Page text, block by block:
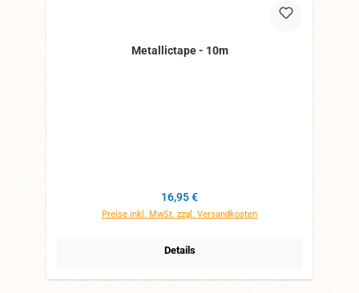
Metallictape - 10m
Regulärer Preis:
16,95 €
Preise inkl. MwSt. zzgl. Versandkosten
Details